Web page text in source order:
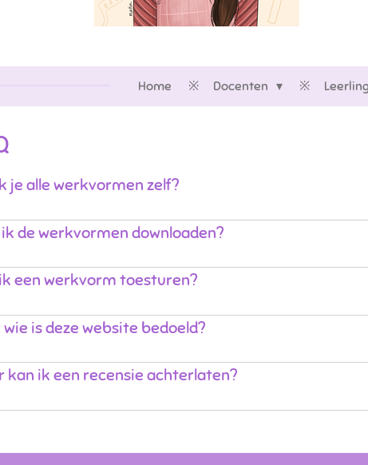
Home Docenten
je alle werkvormen zelf?
de werkvormen downloaden?
een werkvorm toesturen?
wie is deze website bedoeld?
kan ik een recensie achterlaten?